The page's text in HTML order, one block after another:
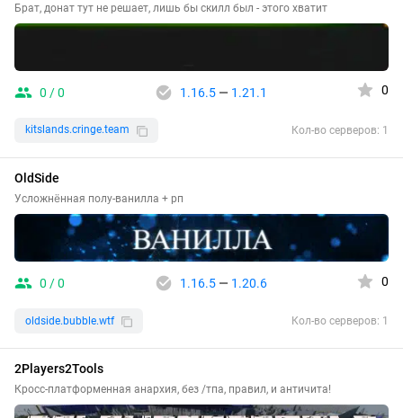
Брат, донат тут не решает, лишь бы скилл был - этого хватит
0 / 0 1.16.5— 1.21.1 0
kitslands.cringe.team Кол-во серверов: 1
OldSide
Усложнённая полу-ванилла + рп
0 / 0 1.16.5— 1.20.6 0
oldside.bubble.wtf Кол-во серверов: 1
2Players2Tools
Кросс-платформенная анархия, без /тпа, правил, и античита!